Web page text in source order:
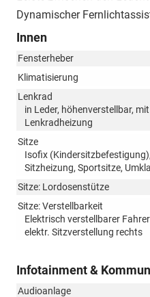
Dynamischer
Innen
Fensterheber
Klimatisierung
Lenkrad
in Leder, höhenverstellbar,
Lenkradheizung
Sitze
Isofix
Sitzheizung, Sportsitze,
Sitze: Lordosenstütze
Sitze: Verstellbarkeit
Elektrisch verstellbarer
elektr. Sitzverstellung rechts
Infotainment &
Audioanlage